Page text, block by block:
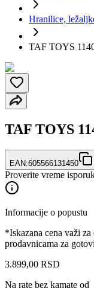
Hranilice,
TAF TOYS
TAF TOYS
EAN:605566131450
Proverite vreme
Informacije o popustu
*Iskazana cena važi
prodavnicama za
3.899,00 RSD
Na rate bez kamate od